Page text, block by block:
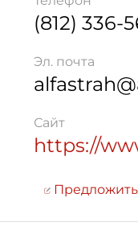
(812) 336-
Эл. почта
Сайт
https://